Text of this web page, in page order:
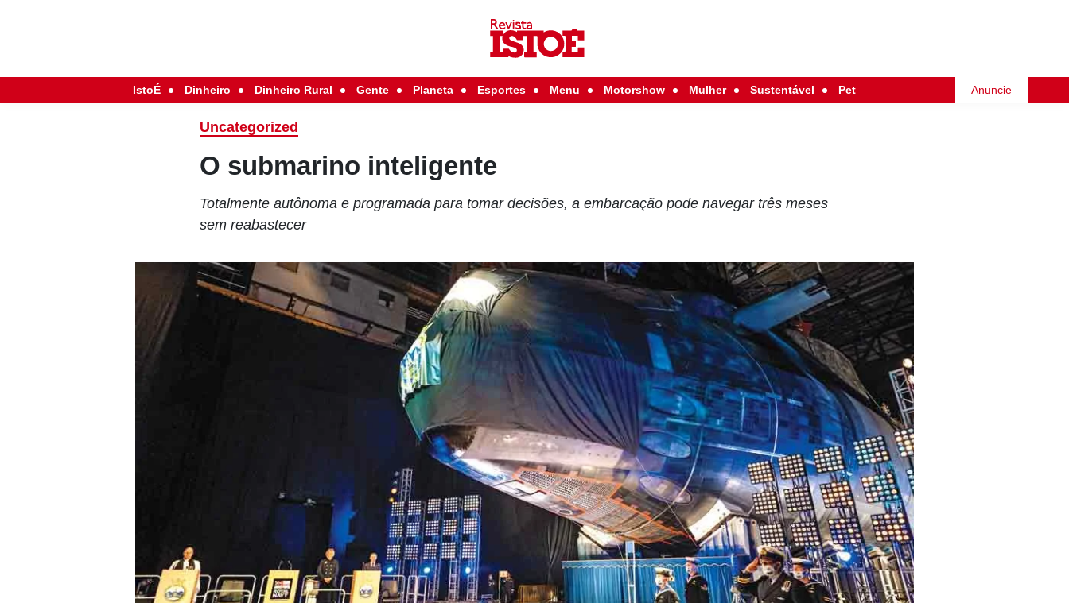
IstoÉ Dinheiro Dinheiro Rural Gente Planeta Esportes Menu Motorshow Mulher Sustentável Pet Anuncie
Uncategorized
O submarino inteligente
Totalmente autônoma e programada para tomar decisões, a embarcação pode navegar três meses
sem reabastecer